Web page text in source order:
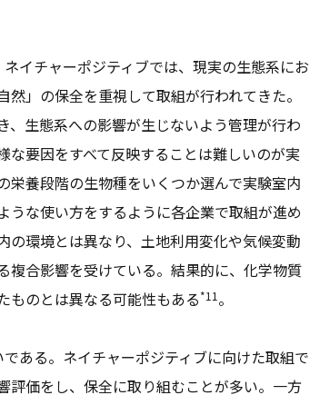
イチャーポジティブでは、現実の生態系にお
」の保全を重視して取組が行われてきた。
生態系への影響が生じないよう管理が行わ
要因をすべて反映することは難しいのが実
養段階の生物種をいくつか選んで実験室内
うな使い方をするように各企業で取組が進め
の環境とは異なり、土地利用変化や気候変動
複合影響を受けている。結果的に、化学物質
ものとは異なる可能性もある*11 。
ある。ネイチャーポジティブに向けた取組で
評価をし、保全に取り組むことが多い。一方